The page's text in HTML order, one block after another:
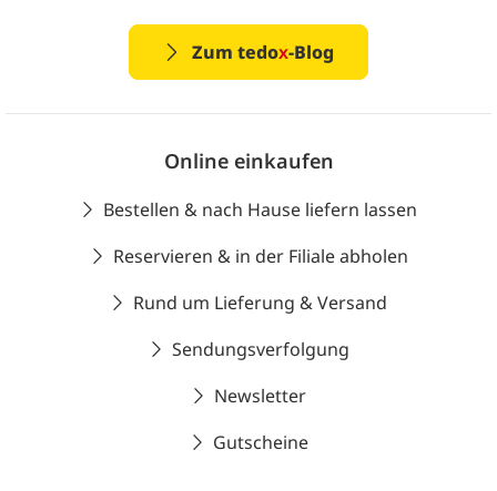
Zum tedox-Blog
Online einkaufen
Bestellen & nach Hause liefern lassen
Reservieren & in der Filiale abholen
Rund um Lieferung & Versand
Sendungsverfolgung
Newsletter
Gutscheine